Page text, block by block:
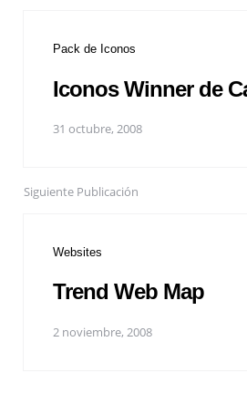
Pack de Iconos
Iconos Winner de
31 octubre, 2008
Siguiente Publicación
Websites
Trend Web Map
2 noviembre, 2008